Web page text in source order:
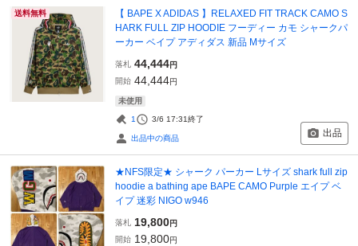
送料無料
【 BAPE X ADIDAS 】RELAXED FIT TRACK CAMO S
HARK FULL ZIP HOODIE フーディー カモ シャークパ
ーカー ベイプ アディダス 新品 Мサイズ
落札 44,444円
開始 44,444円
未使用
1 3/6 17:31終了
出品中の商品 出品
★NFS限定★ シャーク パーカー Lサイズ shark full zip
hoodie a bathing ape BAPE CAMO Purple エイプ ベ
イプ 迷彩 NIGO w946
落札 19,800円
開始 19,800円